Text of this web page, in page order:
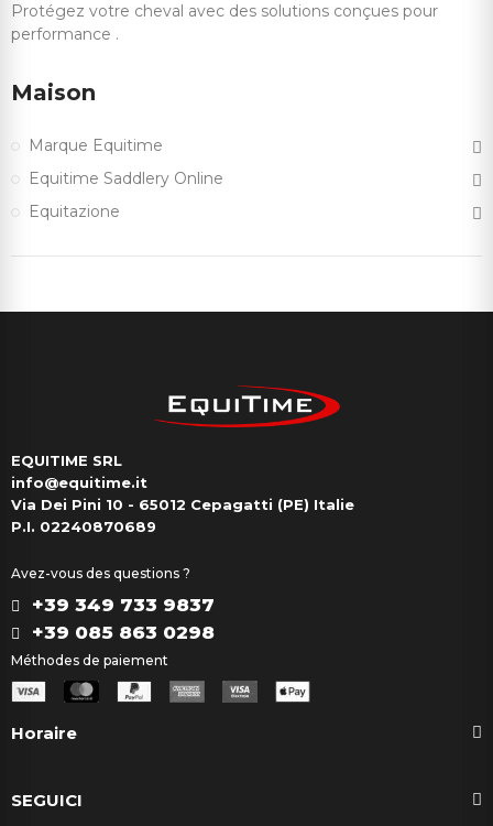
Protégez votre cheval avec des solutions conçues pour
performance .
Maison
Marque Equitime
Equitime Saddlery Online
Equitazione
EQUITIME SRL
info@equitime.it
Via Dei Pini 10 - 65012 Cepagatti (PE) Italie
P.I. 02240870689
Avez-vous des questions ?
+39 349 733 9837
+39 085 863 0298
Méthodes de paiement
Horaire
SEGUICI